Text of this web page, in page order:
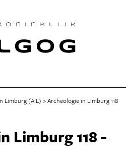
Limburg (AiL)
Archeologie in Limburg 118
Limburg 118 -